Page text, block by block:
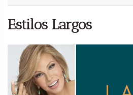
Estilos Largos